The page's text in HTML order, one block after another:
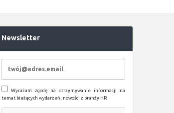
Newsletter
Wyrażam zgodę na otrzymywanie informacji na
temat bieżących wydarzeń, nowości z branży HR